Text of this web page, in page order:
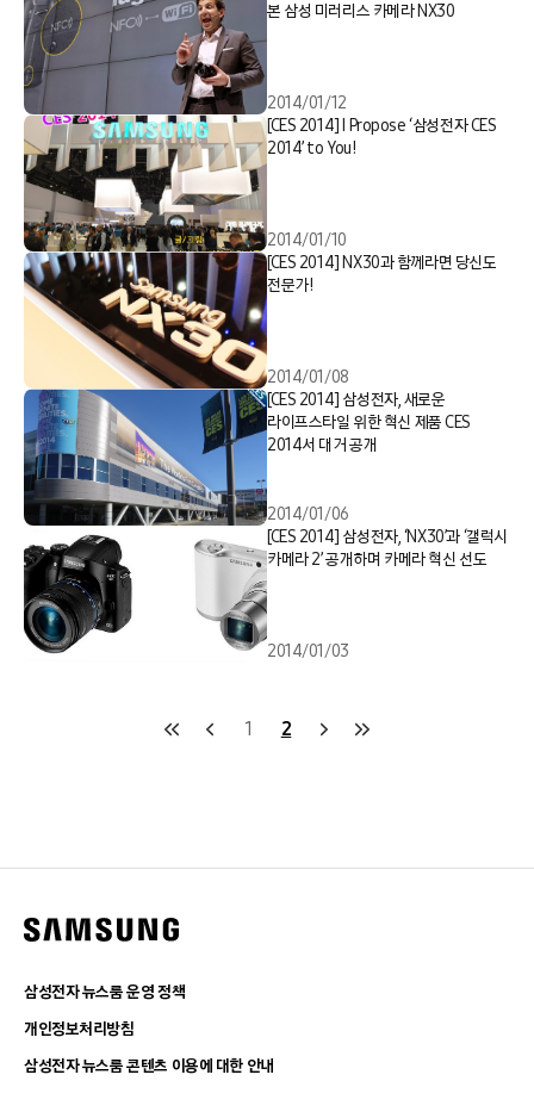
본 삼성 미러리스 카메라 NX30
2014/01/12
[CES 2014] I Propose ‘삼성전자 CES
2014’ to You!
2014/01/10
[CES 2014] NX30과 함께라면 당신도
전문가!
2014/01/08
[CES 2014] 삼성전자, 새로운
라이프스타일 위한 혁신 제품 CES
2014서 대거 공개
2014/01/06
[CES 2014] 삼성전자, ‘NX30’과 ‘갤럭시
카메라 2’ 공개하며 카메라 혁신 선도
2014/01/03
1 2
삼성전자 뉴스룸 운영 정책
개인정보처리방침
삼성전자 뉴스룸 콘텐츠 이용에 대한 안내